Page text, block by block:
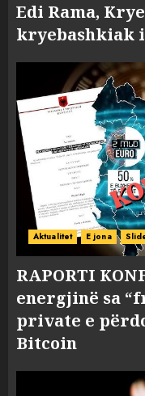
Edi Rama,
kryebashkiak
Aktualitet E jona
RAPORTI
energjinë sa
private e
Bitcoin